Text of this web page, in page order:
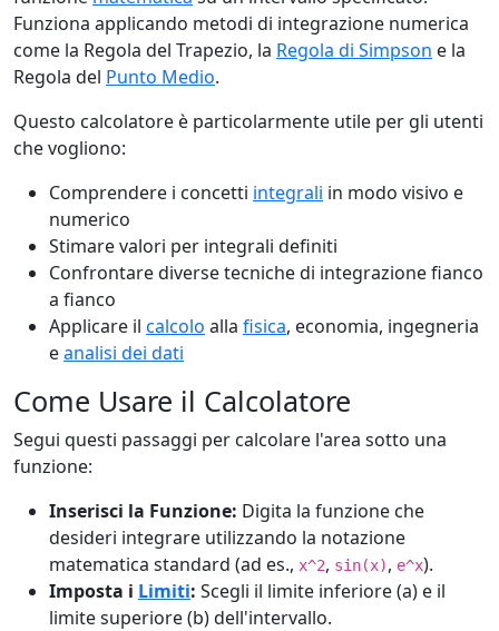
Funziona applicando metodi di integrazione numerica
come la Regola del Trapezio, la Regola di Simpson e la
Regola del Punto Medio.
Questo calcolatore è particolarmente utile per gli utenti
che vogliono:
Comprendere i concetti integrali in modo visivo e
numerico
Stimare valori per integrali definiti
Confrontare diverse tecniche di integrazione fianco
a fianco
Applicare il calcolo alla fisica, economia, ingegneria
eanalisi dei dati
Come Usare il Calcolatore
Segui questi passaggi per calcolare l'area sotto una
funzione:
Inserisci la Funzione: Digita la funzione che
desideri integrare utilizzando la notazione
matematica standard (ad es., x^2, sin(x), e^x).
Imposta i Limiti: Scegli il limite inferiore (a) e il
limite superiore (b) dell'intervallo.